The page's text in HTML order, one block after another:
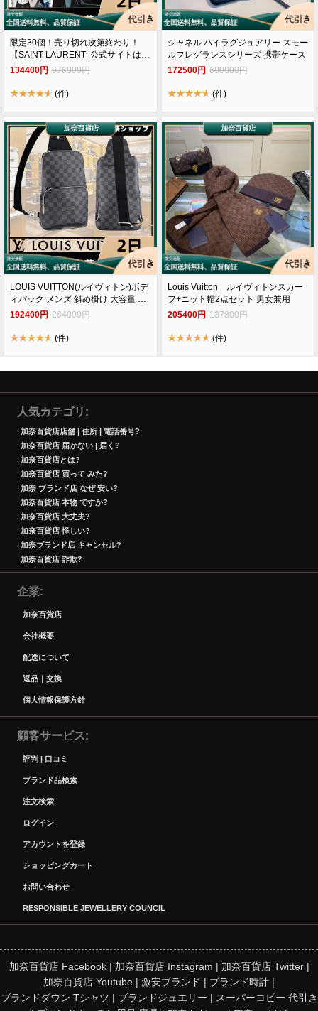
限定30個！売り切れ次第終わり！
【SAINT LAURENT |公式サイトは
】雑誌掲載 カサンドラ ホーボーバッ
134400円 976000円
(件)
シャネル ハイラグジュアリー スモー
ルフレグランスシリーズ 携帯ケース
172500円 600000円
(件)
LOUIS VUITTON(ルイヴィトン)ボデ
ィバッグ メンズ 斜め掛け 大容量 防
水 ワンショルダー 肩掛けバッグ 軽
192400円 264000円
(件)
Louis Vuitton ルイヴィトンスカー
フ+ニット帽2点セット 男女兼用
205400円 137800円
(件)
人気カテゴリ
加奈百貨店店舗 | 住所 | 電話番号?
加奈百貨店 届かない | 届く?
加奈百貨店とは?
加奈百貨店 買って みた?
加奈 ブランド店 なぜ 安い?
加奈百貨店 本物 ですか?
加奈百貨店 大丈夫?
加奈百貨店 怪しい?
加奈ブランド店 キャンセル?
加奈百貨店 詐欺?
企業
加奈百貨店
会社概要
配送について
返品｜交換
個人情報保護方針
顧客サービス
評判 | 口コミ
ブランド品検索
注文検索
ログイン
アカウントを登録
ショッピングカート
お問い合わせ
RESPONSIBLE JEWELLERY COUNCIL
加奈百貨店 Facebook| 加奈百貨店 Instagram | 加奈百貨店 Twitter|
加奈百貨店 Youtube | 激安ブランド | ブランド時計 |
ブランドダウン Tシャツ | ブランドジュエリー | スーパーコピー 代引き